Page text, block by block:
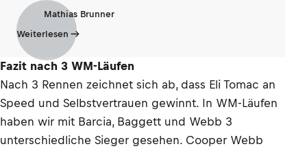
Mathias Brunner
Weiterlesen
Fazit nach 3 WM-Läufen
Nach 3 Rennen zeichnet sich ab, dass Eli Tomac an
Speed und Selbstvertrauen gewinnt. In WM-Läufen
haben wir mit Barcia, Baggett und Webb 3
unterschiedliche Sieger gesehen. Cooper Webb